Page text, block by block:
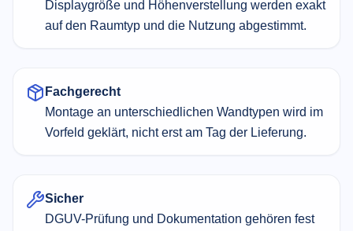
Displaygröße und Höhen­verstellung werden exakt
auf den Raumtyp und die Nutzung abgestimmt.
Fachgerecht
Montage an unterschiedlichen Wandtypen wird im
Vorfeld geklärt, nicht erst am Tag der Lieferung.
Sicher
DGUV-Prüfung und Dokumentation gehören fest